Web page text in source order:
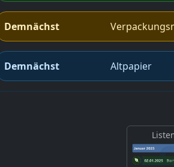
Demnächst
Demnächst Altpapier